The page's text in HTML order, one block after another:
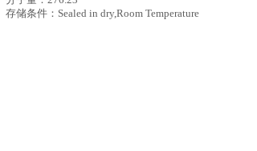
存储条件：Sealed in dry,Room Temperature